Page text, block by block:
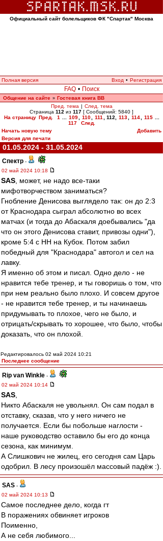
Официальный сайт болельщиков ФК "Спартак" Москва
Полная версия Вход • Регистрация
FAQ • Поиск
Общение на сайте » Гостевая книга ВВ
Пред. тема | След. тема
Страница 112 из 117 [ Сообщений: 5840 ]
На страницу Пред. 1 109 110 111 112 113 114 115
117
След.
Начать новую тему
Добавить
Версия для печати
01.05.2024 - 31.05.2024
Спектр -
02 май 2024 10:18
SAS , может, не надо все-таки
мифотворчеством заниматься?
Гнобление Денисова выглядело так: он до 2:3
от Краснодара сыграл абсолютно во всех
матчах (и тогда до Абаскаля доебывались "да
что он этого Денисова ставит, привозы одни"),
кроме 5:4 с НН на Кубок. Потом забил
победный для "Краснодара" автогол и сел на
лавку.
Я именно об этом и писал. Одно дело - не
нравится тебе тренер, и ты говоришь о том, что
при нем реально было плохо. И совсем другое
- не нравится тебе тренер, и ты начинаешь
придумывать то плохое, чего не было, и
отрицать/скрывать то хорошее, что было, чтобы
доказать, что он плохой.
Редактировалось 02 май 2024 10:21
Последнее сообщение
Rip van Winkle -
02 май 2024 10:14
SAS
Никто Абаскаля не увольнял. Он сам подал в
отставку, сказав, что у него ничего не
получается. Если бы побольше наглости -
наше руководство оставило бы его до конца
сезона, как минимум.
А Слишкович не жилец, его сегодня сам Царь
одобрил. В лесу произошёл массовый падёж :).
SAS -
02 май 2024 10:13
Самое последнее дело, когда гт
В поражениях обвиняет игроков
Поименно,
А не себя любимого...